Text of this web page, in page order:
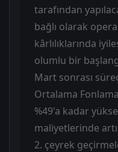
tarafından
bağlı olarak
kârlılıklarında
olumlu bir
Mart sonrası
Ortalama
%49'a kadar
maliyetlerinde
2. çeyrek